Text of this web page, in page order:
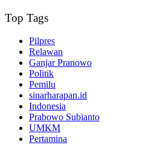
Top Tags
Pilpres
Relawan
Ganjar Pranowo
Politik
Pemilu
sinarharapan.id
Indonesia
Prabowo Subianto
UMKM
Pertamina